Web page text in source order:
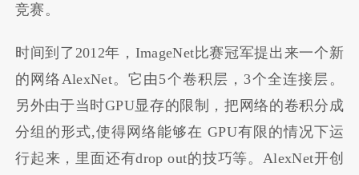
竞赛。
时间到了2012年，ImageNet比赛冠军提出来一个新
的网络AlexNet。它由5个卷积层，3个全连接层。
另外由于当时GPU显存的限制，把网络的卷积分成
分组的形式,使得网络能够在 GPU有限的情况下运
行起来，里面还有drop out的技巧等。AlexNet开创